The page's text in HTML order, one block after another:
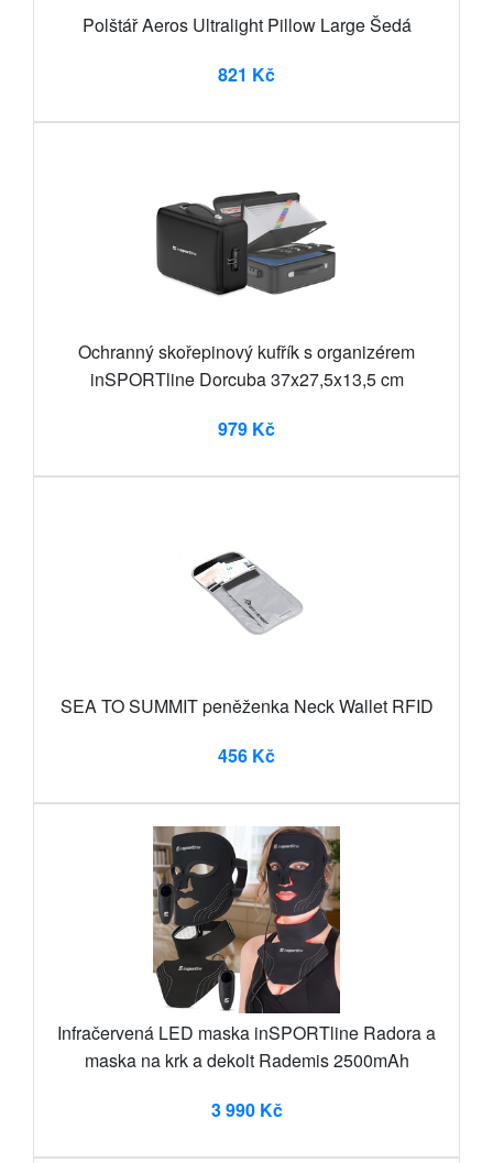
Polštář Aeros Ultralight Pillow Large Šedá
821 Kč
Ochranný skořepinový kufřík s organizérem
inSPORTline Dorcuba 37x27,5x13,5 cm
979 Kč
SEA TO SUMMIT peněženka Neck Wallet RFID
456 Kč
Infračervená LED maska inSPORTline Radora a
maska na krk a dekolt Rademis 2500mAh
3 990 Kč